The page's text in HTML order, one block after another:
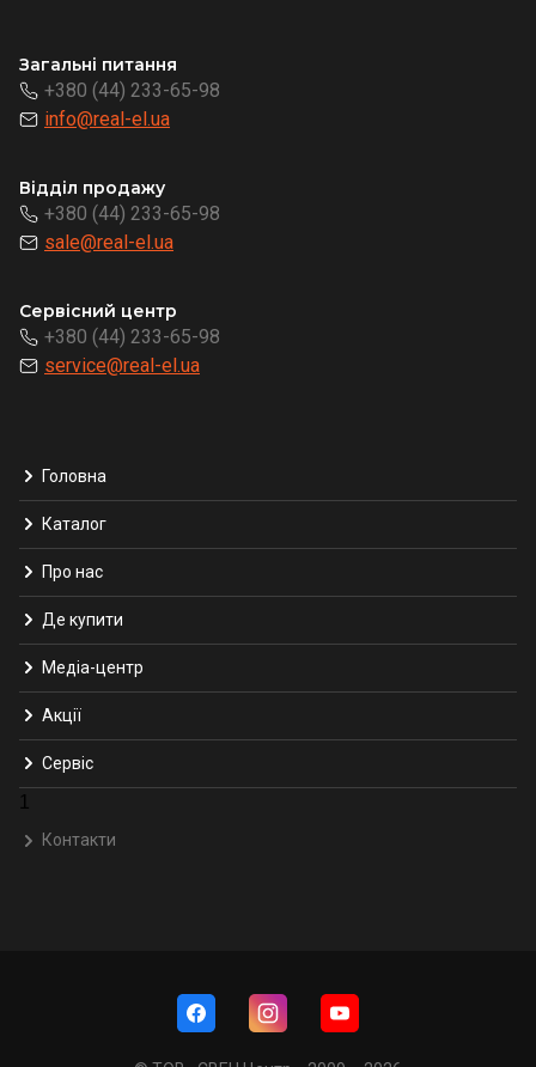
Загальні питання
+380 (44) 233-65-98
info@real-el.ua
Відділ продажу
+380 (44) 233-65-98
sale@real-el.ua
Сервісний центр
+380 (44) 233-65-98
service@real-el.ua
Головна
Каталог
Про нас
Де купити
Медіа-центр
Акції
Сервіс
1
Контакти